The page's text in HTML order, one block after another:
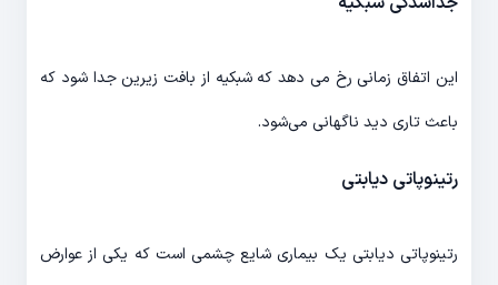
این اتفاق زمانی رخ می دهد که شبکیه از بافت زیرین جدا شود که
باعث تاری دید ناگهانی می‌شود.
رتینوپاتی دیابتی
رتینوپاتی دیابتی یک بیماری شایع چشمی است که یکی از عوارض